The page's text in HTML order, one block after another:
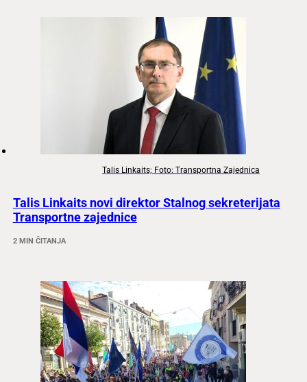
Talis Linkaits; Foto: Transportna Zajednica
Talis Linkaits novi direktor Stalnog sekreterijata
Transportne zajednice
2 MIN ČITANJA